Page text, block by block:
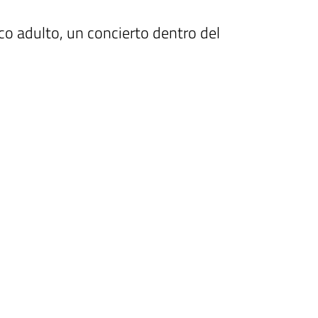
adulto, un concierto dentro del